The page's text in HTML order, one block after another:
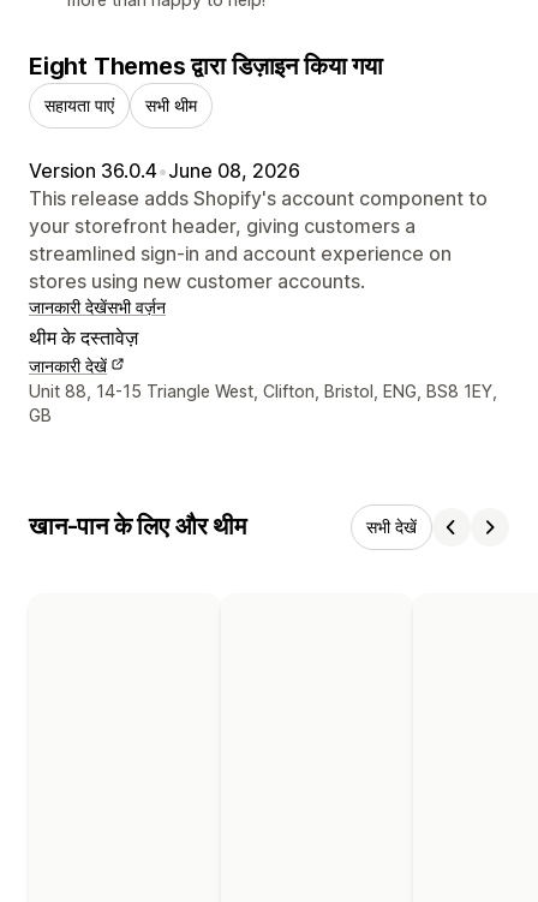
Eight Themes द्वारा डिज़ाइन किया गया
सहायता पाएं सभी थीम
Version 36.0.4•June 08, 2026
This release adds Shopify's account component to
your storefront header, giving customers a
streamlined sign-in and account experience on
stores using new customer accounts.
जानकारी देखेंसभी वर्ज़न
थीम के दस्तावेज़
जानकारी देखें
डिज़ाइनर के संपर्क की जानकारी
Unit 88, 14-15 Triangle West, Clifton, Bristol, ENG, BS8 1EY,
GB
खान-पान के लिए और थीम सभी देखें